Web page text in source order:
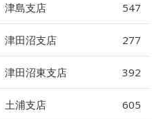
津島支店 547
津田沼支店 277
津田沼東支店 392
土浦支店 605